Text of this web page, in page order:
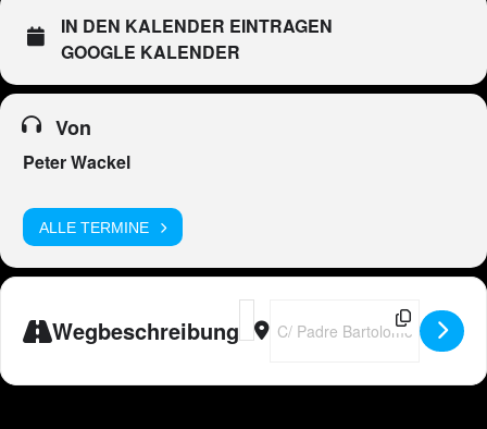
IN DEN KALENDER EINTRAGEN
GOOGLE KALENDER
Von
Peter Wackel
ALLE TERMINE
Wegbeschreibung
Address - Peter Wackel LIVE im
Destination Address - Peter